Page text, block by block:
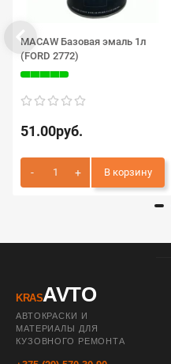
MACAW Базовая эмаль 1л
(FORD 2772)
51.00руб.
В корзину
KRASAVTO
АВТОКРАСКИ И
МАТЕРИАЛЫ ДЛЯ
КУЗОВНОГО РЕМОНТА